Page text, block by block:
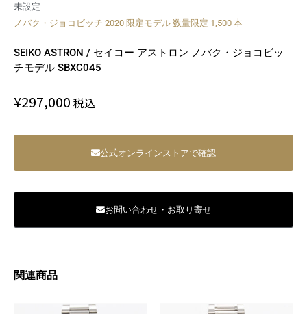
未設定
ノバク・ジョコビッチ 2020 限定モデル 数量限定 1,500 本
SEIKO ASTRON / セイコー アストロン ノバク・ジョコビッ
チモデル SBXC045
¥297,000 税込
公式オンラインストアで確認
お問い合わせ・お取り寄せ
関連商品